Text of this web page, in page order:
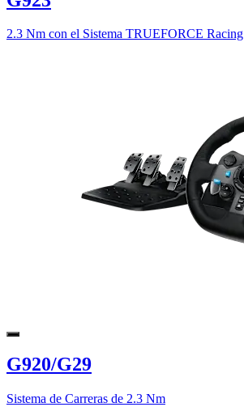
2.3 Nm con el Sistema TRUEFORCE Racing
G920/G29
Sistema de Carreras de 2.3 Nm